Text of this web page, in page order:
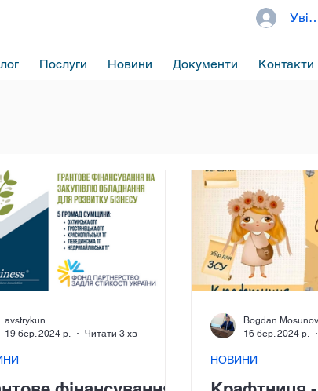
Послуги Новини Документи Контакти
avstrykun
19 бер. 2024 р.
Читати 3 хв
НОВИНИ
Bogdan Mosunov
16 бер. 2024 р.